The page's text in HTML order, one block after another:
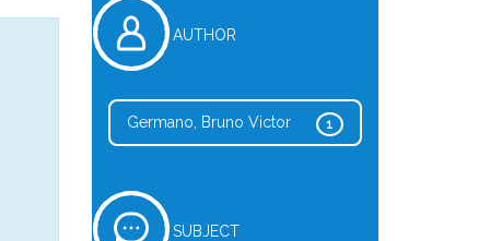
AUTHOR
1
Germano, Bruno Victor
SUBJECT